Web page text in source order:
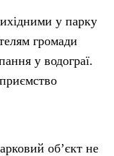
у парку
громади
у водограї.
об’єкт не